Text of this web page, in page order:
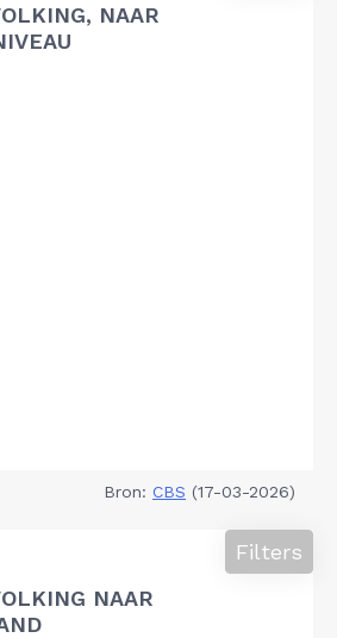
NAAR
Bron: CBS (17-03-2026)
NAAR
Filters